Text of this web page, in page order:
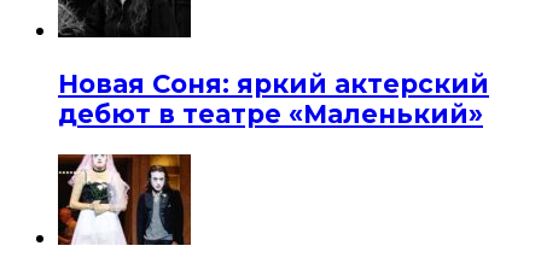
Новая Соня: яркий актерский
дебют в театре «Маленький»